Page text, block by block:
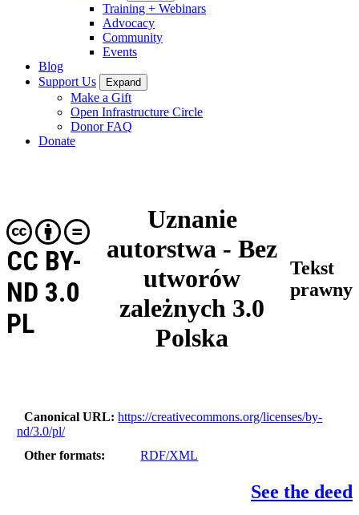
Training + Webinars
Advocacy
Community
Events
Blog
Support Us
Expand
Make a Gift
Open Infrastructure Circle
Donor FAQ
Donate
Uznanie
autorstwa - Bez
utworów
zależnych 3.0
Polska
CC BY-
ND 3.0
PL
Tekst
prawny
Canonical URL
https://creativecommons.org/licenses/by-
nd/3.0/pl/
Other formats
RDF/XML
See the deed